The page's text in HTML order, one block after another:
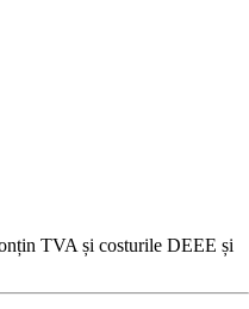
TVA și costurile DEEE și